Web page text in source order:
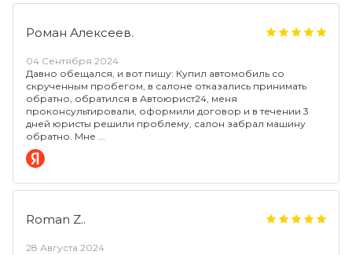
Роман Алексеев.
04 Сентября 2024
Давно обещался, и вот пишу: Купил автомобиль со
скрученным пробегом, в салоне отказались принимать
обратно, обратился в Автоюрист24, меня
проконсультировали, оформили договор и в течении 3
дней юристы решили проблему, салон забрал машину
обратно. Мне
Roman Z..
28 Августа 2024